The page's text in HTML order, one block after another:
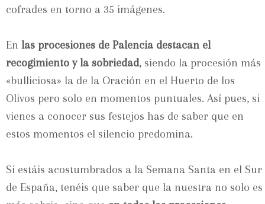
cofrades en torno a 35 imágenes.
En las procesiones de Palencia destacan el
recogimiento y la sobriedad, siendo la procesión más
«bulliciosa» la de la Oración en el Huerto de los
Olivos pero solo en momentos puntuales. Así pues, si
vienes a conocer sus festejos has de saber que en
estos momentos el silencio predomina.
Si estáis acostumbrados a la Semana Santa en el Sur
de España, tenéis que saber que la nuestra no solo es